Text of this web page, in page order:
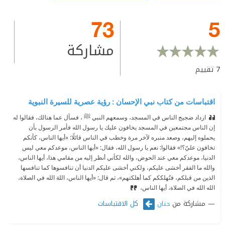
5
7 تقييم
73
مشاركة
اقتباسات من كتاب نبي الإحسان : رؤية عصرية للسيرة النبوية
ازداد ضجيج الناس في المسجد، وسمعهم النبي ﷺ ، فسأل عما هنالك، فقالوا له
إن الناس مجتمعين في المسجد يخافون عليك يا رسول الله فأمر الرسول بأن
يحملوه إليهم، وصعد منبره لآخر مرة وخطب في الناس قائلًا: «أيها الناس، كأنكم
تخافون عليّ؟!» فقالوا: نعم يا رسول الله، فقال: «أيها الناس، موعدكم معي ليس
الدنيا، موعدكم معي عند الحوض، والله لكأني أنظر إليه من مقامي هذا، أيها الناس،
والله ما الفقر أخشى عليكم، ولكني أخشى عليكم الدنيا أن تنافسوها كما تنافسها
الذين من قبلكم، فتُهلككم كما أهلكتهم»، ثم قال: «أيها الناس، اللهَ الله في الصلاة،
الله الله في الصلاة، أيها الناس،
مشاركة من حنان كل الاقتباسات